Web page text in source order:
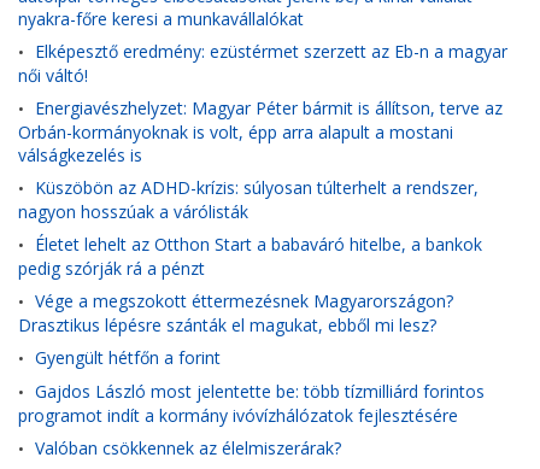
nyakra-főre keresi a munkavállalókat
• Elképesztő eredmény: ezüstérmet szerzett az Eb-n a magyar
női váltó!
• Energiavészhelyzet: Magyar Péter bármit is állítson, terve az
Orbán-kormányoknak is volt, épp arra alapult a mostani
válságkezelés is
• Küszöbön az ADHD-krízis: súlyosan túlterhelt a rendszer,
nagyon hosszúak a várólisták
• Életet lehelt az Otthon Start a babaváró hitelbe, a bankok
pedig szórják rá a pénzt
• Vége a megszokott éttermezésnek Magyarországon?
Drasztikus lépésre szánták el magukat, ebből mi lesz?
• Gyengült hétfőn a forint
• Gajdos László most jelentette be: több tízmilliárd forintos
programot indít a kormány ivóvízhálózatok fejlesztésére
• Valóban csökkennek az élelmiszerárak?